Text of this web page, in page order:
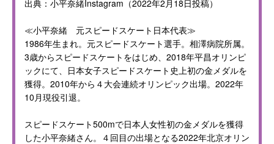
出典：小平奈緒Instagram（2022年2月18日投稿）
≪小平奈緒 元スピードスケート日本代表≫
1986年生まれ。元スピードスケート選手。相澤病院所属。
3歳からスピードスケートをはじめ、2018年平昌オリンピ
ックにて、日本女子スピードスケート史上初の金メダルを
獲得。2010年から４大会連続オリンピック出場。2022年
10月現役引退。
スピードスケート500mで日本人女性初の金メダルを獲得
した小平奈緒さん。４回目の出場となる2022年北京オリン